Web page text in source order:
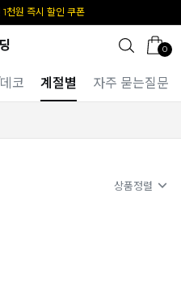
고2% 결제 할인 받기
0
코 계절별 자주 묻는질문
상품정렬